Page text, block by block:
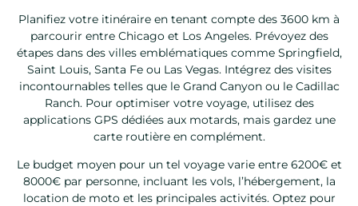
Planifiez votre itinéraire en tenant compte des 3600 km à
parcourir entre Chicago et Los Angeles. Prévoyez des
étapes dans des villes emblématiques comme Springfield,
Saint Louis, Santa Fe ou Las Vegas. Intégrez des visites
incontournables telles que le Grand Canyon ou le Cadillac
Ranch. Pour optimiser votre voyage, utilisez des
applications GPS dédiées aux motards, mais gardez une
carte routière en complément.
Le budget moyen pour un tel voyage varie entre 6200€ et
8000€ par personne, incluant les vols, l’hébergement, la
location de moto et les principales activités. Optez pour